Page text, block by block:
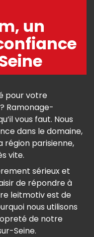
un
pour votre
Ramonage-
vous faut. Nous
dans le domaine,
région parisienne,
vite.
sérieux et
de répondre à
leitmotiv est de
nous utilisons
de notre
Seine.